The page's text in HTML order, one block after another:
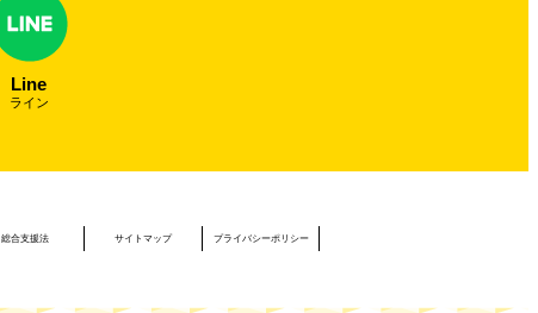
Line
ライン
総合支援法 サイトマップ プライバシーポリシー